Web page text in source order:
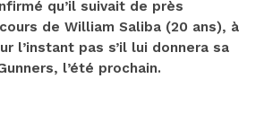
qu’il suivait de près
de William Saliba (20 ans), à
l’instant pas s’il lui donnera sa
l’été prochain.